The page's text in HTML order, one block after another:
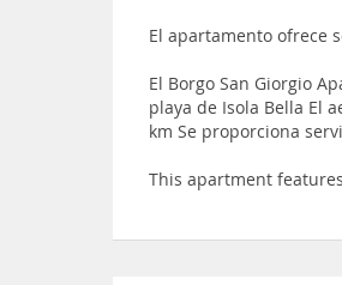
El apartamento ofrece
El Borgo San Giorgio
playa de Isola Bella El
km Se proporciona
This apartment